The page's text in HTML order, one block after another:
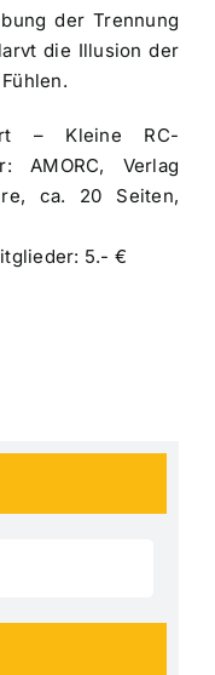
der Trennung
die Illusion der
– Kleine RC-
AMORC, Verlag
ca. 20 Seiten,
5.- €